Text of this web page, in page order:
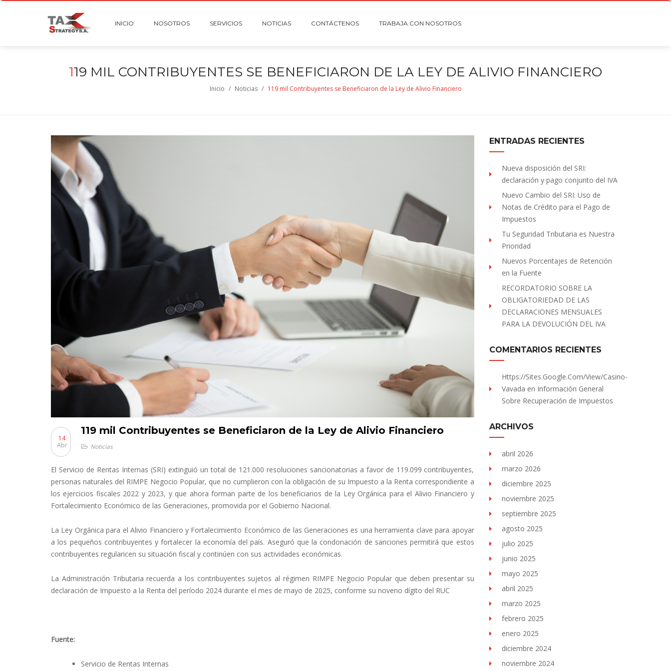
INICIO NOSOTROS SERVICIOS NOTICIAS CONTÁCTENOS TRABAJA CON NOSOTROS
119 MIL CONTRIBUYENTES SE BENEFICIARON DE LA LEY DE ALIVIO FINANCIERO
Inicio / Noticias / 119 mil Contribuyentes se Beneficiaron de la Ley de Alivio Financiero
119 mil Contribuyentes se Beneficiaron de la Ley de Alivio Financiero
14
Abr
Noticias
El Servicio de Rentas Internas (SRI) extinguió un total de 121.000 resoluciones sancionatorias a favor de 119.099 contribuyentes,
personas naturales del RIMPE Negocio Popular, que no cumplieron con la obligación de su Impuesto a la Renta correspondiente a
los ejercicios fiscales 2022 y 2023, y que ahora forman parte de los beneficiarios de la Ley Orgánica para el Alivio Financiero y
Fortalecimiento Económico de las Generaciones, promovida por el Gobierno Nacional.
La Ley Orgánica para el Alivio Financiero y Fortalecimiento Económico de las Generaciones es una herramienta clave para apoyar
a los pequeños contribuyentes y fortalecer la economía del país. Aseguró que la condonación de sanciones permitirá que estos
contribuyentes regularicen su situación fiscal y continúen con sus actividades económicas.
La Administración Tributaria recuerda a los contribuyentes sujetos al régimen RIMPE Negocio Popular que deben presentar su
declaración de Impuesto a la Renta del período 2024 durante el mes de mayo de 2025, conforme su noveno dígito del RUC
Fuente:
Servicio de Rentas Internas
ENTRADAS RECIENTES
Nueva disposición del SRI:
declaración y pago conjunto del IVA
Nuevo Cambio del SRI: Uso de
Notas de Crédito para el Pago de
Impuestos
Tu Seguridad Tributaria es Nuestra
Prioridad
Nuevos Porcentajes de Retención
en la Fuente
RECORDATORIO SOBRE LA
OBLIGATORIEDAD DE LAS
DECLARACIONES MENSUALES
PARA LA DEVOLUCIÓN DEL IVA
COMENTARIOS RECIENTES
Https://sites.Google.com/view/Casino-
Vavada en Información General
Sobre Recuperación de Impuestos
ARCHIVOS
abril 2026
marzo 2026
diciembre 2025
noviembre 2025
septiembre 2025
agosto 2025
julio 2025
junio 2025
mayo 2025
abril 2025
marzo 2025
febrero 2025
enero 2025
diciembre 2024
noviembre 2024